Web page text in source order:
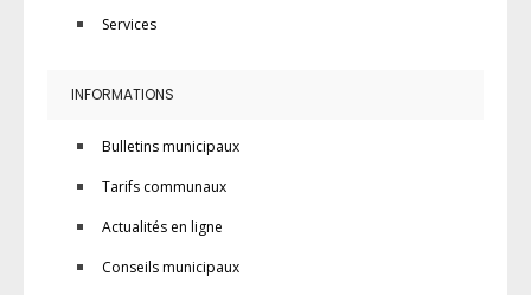
Services
INFORMATIONS
Bulletins municipaux
Tarifs communaux
Actualités en ligne
Conseils municipaux